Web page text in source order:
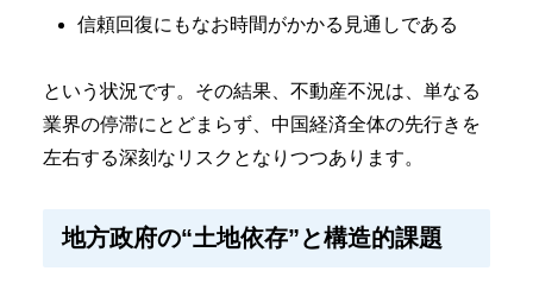
信頼回復にもなお時間がかかる見通しである
という状況です。その結果、不動産不況は、単なる
業界の停滞にとどまらず、中国経済全体の先行きを
左右する深刻なリスクとなりつつあります。
地方政府の“土地依存”と構造的課題